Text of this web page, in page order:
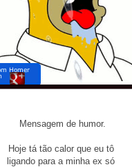
Mensagem de humor.
Hoje tá tão calor que eu tô
ligando para a minha ex só